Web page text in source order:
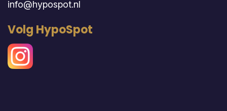
info@hypospot.nl
Volg HypoSpot